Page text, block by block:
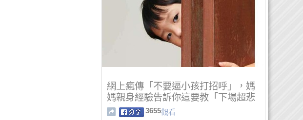
網上瘋傳「不要逼小孩打招呼」，媽
媽親身經驗告訴你這要教「下場超悲
劇」…
3655觀看